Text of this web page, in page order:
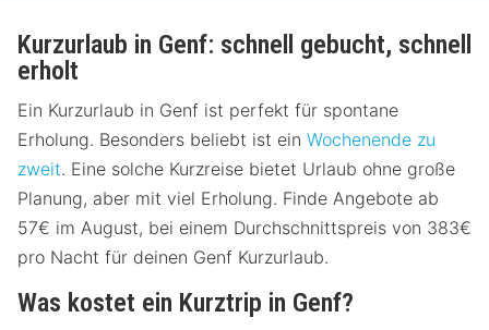
Kurzurlaub in Genf: schnell gebucht, schnell
erholt
Ein Kurzurlaub in Genf ist perfekt für spontane
Erholung. Besonders beliebt ist ein Wochenende zu
zweit. Eine solche Kurzreise bietet Urlaub ohne große
Planung, aber mit viel Erholung. Finde Angebote ab
57€ im August, bei einem Durchschnittspreis von 383€
pro Nacht für deinen Genf Kurzurlaub.
Was kostet ein Kurztrip in Genf?